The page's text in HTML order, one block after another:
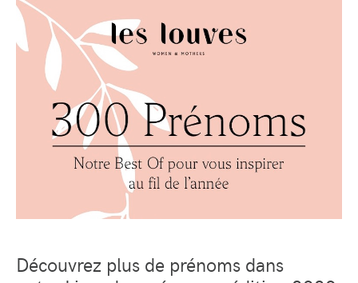
Découvrez plus de prénoms dans